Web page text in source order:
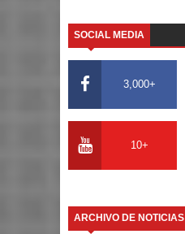
SOCIAL MEDIA
3,000+
10+
ARCHIVO DE NOTICIAS